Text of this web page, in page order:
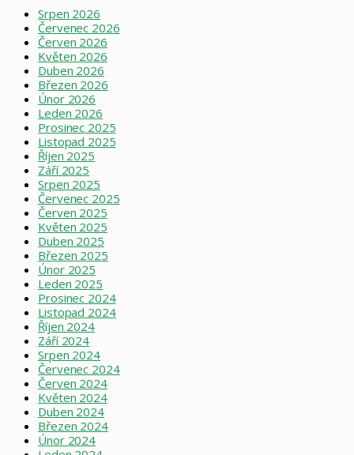
Srpen 2026
Červenec 2026
Červen 2026
Květen 2026
Duben 2026
Březen 2026
Únor 2026
Leden 2026
Prosinec 2025
Listopad 2025
Říjen 2025
Září 2025
Srpen 2025
Červenec 2025
Červen 2025
Květen 2025
Duben 2025
Březen 2025
Únor 2025
Leden 2025
Prosinec 2024
Listopad 2024
Říjen 2024
Září 2024
Srpen 2024
Červenec 2024
Červen 2024
Květen 2024
Duben 2024
Březen 2024
Únor 2024